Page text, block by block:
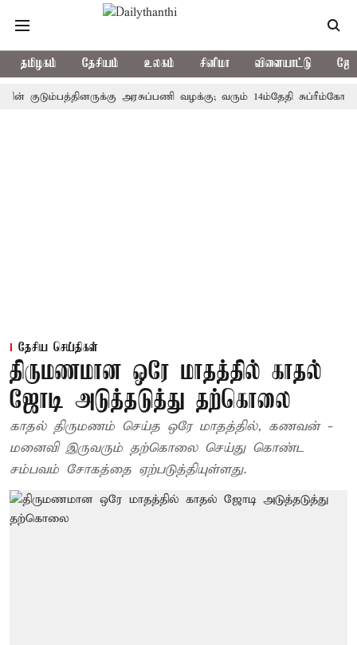
தமிழகம் தேசியம் உலகம் சினிமா விளையாட்டு
அரசுப்பணி வழக்கு; வரும் 14ம்தேதி சுப்ரீம்கோர்ட்டில்
தேசிய செய்திகள்
திருமணமான ஒரே மாதத்தில் காதல்
ஜோடி அடுத்தடுத்து தற்கொலை
காதல் திருமணம் செய்த ஒரே மாதத்தில், கணவன் -
மனைவி இருவரும் தற்கொலை செய்து கொண்ட
சம்பவம் சோகத்தை ஏற்படுத்தியுள்ளது.